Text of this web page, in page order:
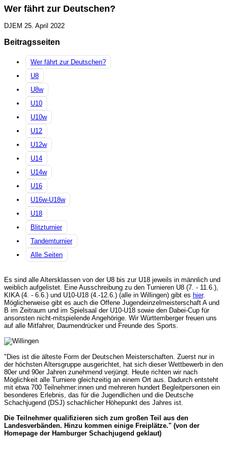
Wer fährt zur Deutschen?
DJEM 25. April 2022
Beitragsseiten
Wer fährt zur Deutschen?
U8
U8w
U10
U10w
U12
U12w
U14
U14w
U16
U16w-U18w
U18
Blitzturnier
Tandemturnier
Alle Seiten
Es sind alle Altersklassen von der U8 bis zur U18 jeweils in männlich und
weiblich aufgelistet. Eine Ausschreibung zu den Turnieren U8 (7. - 11.6.),
KIKA (4. - 6.6.) und U10-U18 (4.-12.6.) (alle in Willingen) gibt es hier.
Möglicherweise gibt es auch die Offene Jugendeinzelmeisterschaft A und
B im Zeitraum und im Spielsaal der U10-U18 sowie den Dabei-Cup für
ansonsten nicht-mitspielende Angehörige. Wir Württemberger freuen uns
auf alle Mitfahrer, Daumendrücker und Freunde des Sports.
"Dies ist die älteste Form der Deutschen Meisterschaften. Zuerst nur in
der höchsten Altersgruppe ausgerichtet, hat sich dieser Wettbewerb in den
80er und 90er Jahren zunehmend verjüngt. Heute richten wir nach
Möglichkeit alle Turniere gleichzeitig an einem Ort aus. Dadurch entsteht
mit etwa 700 Teilnehmer:innen und mehreren hundert Begleitpersonen ein
besonderes Erlebnis, das für die Jugendlichen und die Deutsche
Schachjugend (DSJ) schachlicher Höhepunkt des Jahres ist.
Die Teilnehmer qualifizieren sich zum großen Teil aus den
Landesverbänden. Hinzu kommen einige Freiplätze." (von der
Homepage der Hamburger Schachjugend geklaut)